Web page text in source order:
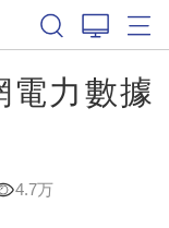
電力數據
4.7万